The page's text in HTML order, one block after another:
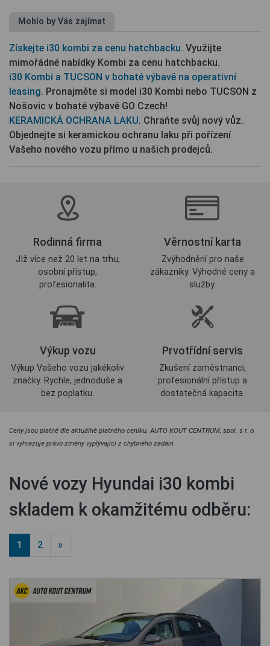
Mohlo by Vás zajímat
Získejte i30 kombi za cenu hatchbacku. Využijte
mimořádné nabídky Kombi za cenu hatchbacku.
i30 Kombi a TUCSON v bohaté výbavě na operativní
leasing. Pronajměte si model i30 Kombi nebo TUCSON z
Nošovic v bohaté výbavě GO Czech!
KERAMICKÁ OCHRANA LAKU. Chraňte svůj nový vůz.
Objednejte si keramickou ochranu laku při pořízení
Vašeho nového vozu přímo u našich prodejců.
Rodinná firma
JIž více než 20 let na trhu,
osobní přístup,
profesionalita.
Věrnostní karta
Zvýhodnění pro naše
zákazníky. Výhodné ceny a
služby.
Výkup vozu
Výkup Vašeho vozu jakékoliv
značky. Rychle, jednoduše a
bez poplatku.
Prvotřídní servis
Zkušení zaměstnanci,
profesionální přístup a
dostatečná kapacita.
Ceny jsou platné dle aktuálně platného ceníku. AUTO KOUT CENTRUM, spol. s r. o.
si vyhrazuje právo změny vyplývající z chybného zadání.
Nové vozy Hyundai i30 kombi
skladem k okamžitému odběru:
1 2 »